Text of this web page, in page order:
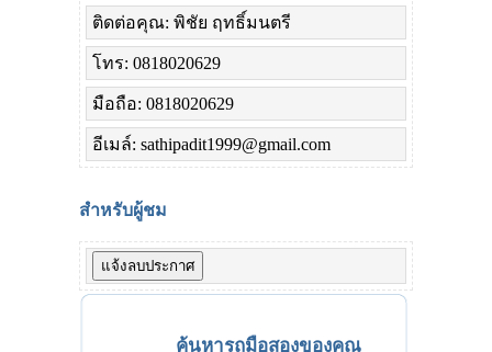
ติดต่อคุณ: พิชัย ฤทธิ์มนตรี
โทร: 0818020629
มือถือ: 0818020629
อีเมล์: sathipadit1999@gmail.com
สำหรับผู้ชม
ค้นหารถมือสองของคุณ